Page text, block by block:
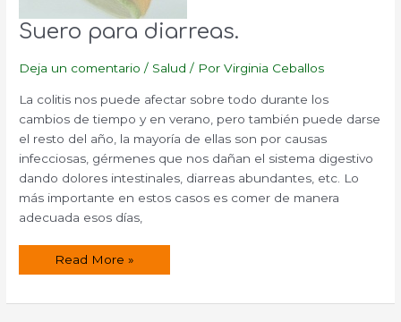
Suero para diarreas.
Deja un comentario / Salud / PorVirginia Ceballos
La colitis nos puede afectar sobre todo durante los
cambios de tiempo y en verano, pero también puede darse
el resto del año, la mayoría de ellas son por causas
infecciosas, gérmenes que nos dañan el sistema digestivo
dando dolores intestinales, diarreas abundantes, etc. Lo
más importante en estos casos es comer de manera
adecuada esos días,
Suero
Read More »